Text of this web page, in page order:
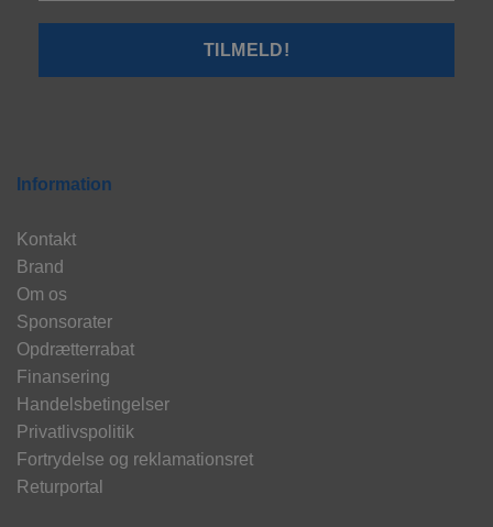
Information
Kontakt
Brand
Om os
Sponsorater
Opdrætterrabat
Finansering
Handelsbetingelser
Privatlivspolitik
Fortrydelse og reklamationsret
Returportal